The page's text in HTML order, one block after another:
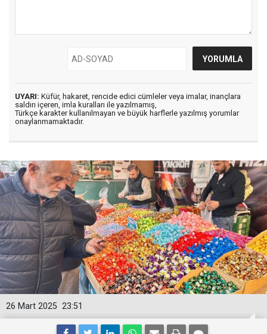
UYARI: Küfür, hakaret, rencide edici cümleler veya imalar, inançlara
saldırı içeren, imla kuralları ile yazılmamış,
Türkçe karakter kullanılmayan ve büyük harflerle yazılmış yorumlar
onaylanmamaktadır.
23:51
26 Mart 2025